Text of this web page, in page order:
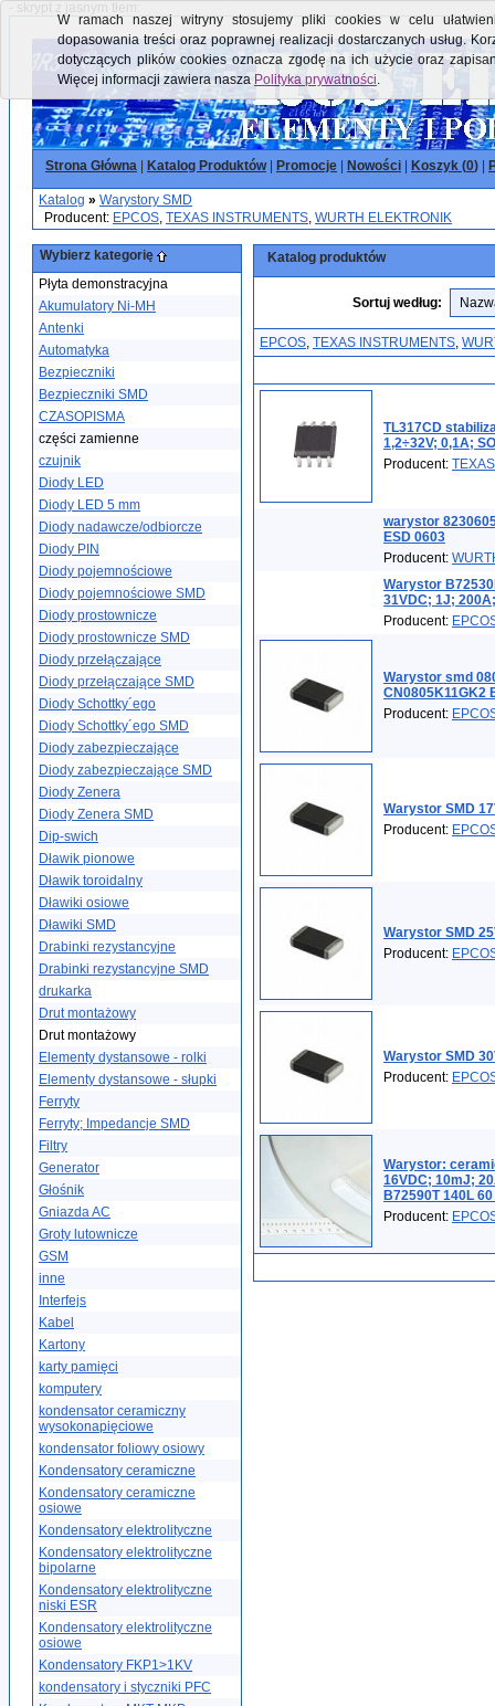
- skrypt z jasnym tłem:
Strona Główna Katalog Produktów| Promocje Nowości Koszyk (0)
Katalog » Warystory SMD
Producent: EPCOS, TEXAS INSTRUMENTS, WURTH ELEKTRONIK
Wybierz kategorię
Płyta demonstracyjna
Akumulatory Ni-MH
Antenki
Automatyka
Bezpieczniki
Bezpieczniki SMD
CZASOPISMA
części zamienne
czujnik
Diody LED
Diody LED 5 mm
Diody nadawcze/odbiorcze
Diody PIN
Diody pojemnościowe
Diody pojemnościowe SMD
Diody prostownicze
Diody prostownicze SMD
Diody przełączające
Diody przełączające SMD
Diody Schottky´ego
Diody Schottky´ego SMD
Diody zabezpieczające
Diody zabezpieczające SMD
Diody Zenera
Diody Zenera SMD
Dip-swich
Dławik pionowe
Dławik toroidalny
Dławiki osiowe
Dławiki SMD
Drabinki rezystancyjne
Drabinki rezystancyjne SMD
drukarka
Drut montażowy
Drut montażowy
Elementy dystansowe - rolki
Elementy dystansowe - słupki
Ferryty
Ferryty; Impedancje SMD
Filtry
Generator
Głośnik
Gniazda AC
Groty lutownicze
GSM
inne
Interfejs
Kabel
Kartony
karty pamięci
komputery
kondensator ceramiczny
wysokonapięciowe
kondensator foliowy osiowy
Kondensatory ceramiczne
Kondensatory ceramiczne
osiowe
Kondensatory elektrolityczne
Kondensatory elektrolityczne
bipolarne
Kondensatory elektrolityczne
niski ESR
Kondensatory elektrolityczne
osiowe
Kondensatory FKP1>1KV
kondensatory i styczniki PFC
Katalog produktów
Sortuj według:
EPCOS, TEXAS INSTRUMENTS,
TL317CD
1,2÷32V; 0,1A;
Producent:
warystor
ESD 0603
Producent:
Warystor
31VDC; 1J;
Producent:
Warystor smd
CN0805K11GK2
Producent:
Warystor SMD
Producent:
Warystor SMD
Producent:
Warystor SMD
Producent:
Warystor:
16VDC; 10mJ;
B72590T 140L
Producent:
W ramach naszej witryny stosujemy pliki cookies w celu
dopasowania treści oraz poprawnej realizacji dostarczanych usług.
dotyczących plików cookies oznacza zgodę na ich użycie oraz
Więcej informacji zawiera nasza Polityka prywatności.